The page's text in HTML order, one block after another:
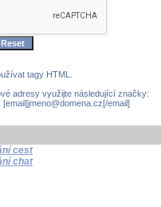
tagy HTML.
adresy využijte následující značky:
email]
cest
chat